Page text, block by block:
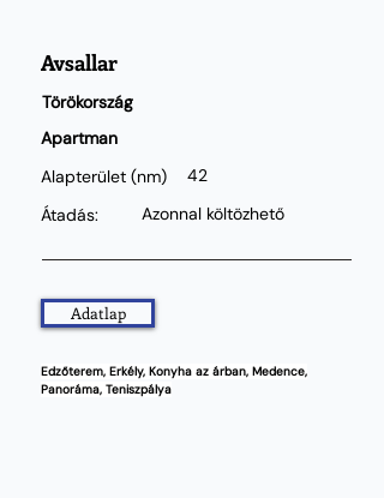
Avsallar
Törökország
Apartman
Alapterület (nm)
42
Átadás:
Azonnal költözhető
Adatlap
Edzőterem, Erkély, Konyha az árban, Medence,
Panoráma, Teniszpálya